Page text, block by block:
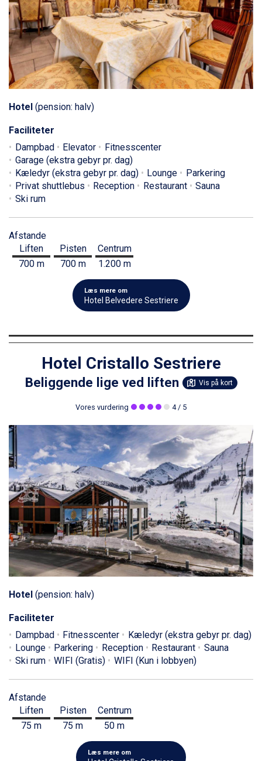
Hotel (pension: halv)
Faciliteter
Dampbad
Elevator
Fitnesscenter
Garage (ekstra gebyr pr. dag)
Kæledyr (ekstra gebyr pr. dag)
Lounge
Parkering
Privat shuttlebus
Reception Restaurant
Sauna
Ski rum
Afstande
Liften
700 m
Pisten
700 m
Centrum
1.200 m
Læs mere om
Hotel Belvedere Sestriere
Hotel Cristallo Sestriere
Beliggende lige ved liften Vis på kort
Vores vurdering 4/ 5
Hotel (pension: halv)
Faciliteter
Dampbad
Fitnesscenter
Kæledyr (ekstra gebyr pr. dag)
Lounge
Parkering Reception Restaurant
Sauna
Ski rum
WIFI (Gratis) WIFI (Kun i lobbyen)
Afstande
Liften
75 m
Pisten
75 m
Centrum
50 m
Læs mere om